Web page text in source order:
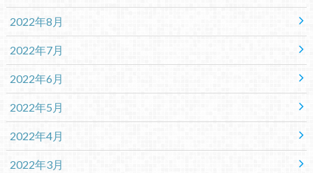
2022年8月
2022年7月
2022年6月
2022年5月
2022年4月
2022年3月